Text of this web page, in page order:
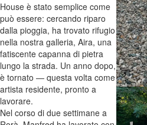
House è stato semplice come
può essere: cercando riparo
dalla pioggia, ha trovato rifugio
nella nostra galleria, Aira, una
fatiscente capanna di pietra
lungo la strada. Un anno dopo,
è tornato — questa volta come
artista residente, pronto a
lavorare.
Nel corso di due settimane a